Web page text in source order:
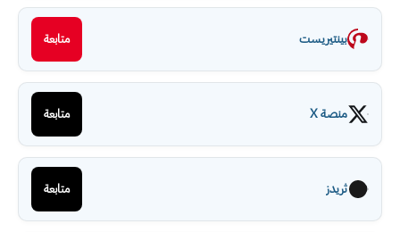
بينتيريست متابعة
منصة X متابعة
ثريدز متابعة